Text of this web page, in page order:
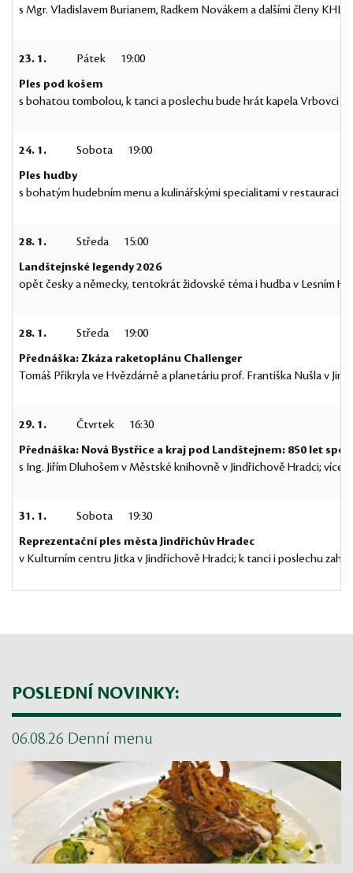
s Mgr. Vladislavem Burianem, Radkem Novákem a dalšími členy
23. 1. Pátek
19:00
Ples pod košem
s bohatou tombolou, k tanci a poslechu bude hrát kapela Vrbovci
24. 1. Sobota
19:00
Ples hudby
s bohatým hudebním menu a kulinářskými specialitami v restauraci
28. 1. Středa
15:00
Landštejnské legendy 2026
opět česky a německy, tentokrát židovské téma i hudba v Lesním
28. 1. Středa
19:00
Přednáška: Zkáza raketoplánu Challenger
Tomáš Přikryla ve Hvězdárně a planetáriu prof. Františka Nušla v
29. 1. Čtvrtek
16:30
Přednáška: Nová Bystřice a kraj pod Landštejnem: 850 let
s Ing. Jiřím Dluhošem v Městské knihovně v Jindřichově Hradci; více
31. 1. Sobota
19:30
Reprezentační ples města Jindřichův Hradec
v Kulturním centru Jitka v Jindřichově Hradci; k tanci i poslechu
POSLEDNÍ NOVINKY:
06.08.26 Denní menu